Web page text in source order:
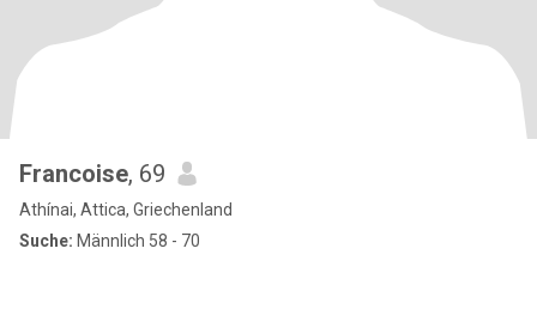
Francoise, 69
Athínai, Attica, Griechenland
Suche: Männlich 58 - 70